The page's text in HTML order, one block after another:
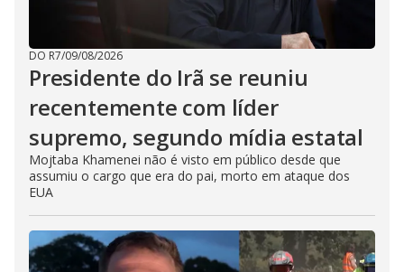
DO R7/09/08/2026
Presidente do Irã se reuniu
recentemente com líder
supremo, segundo mídia estatal
Mojtaba Khamenei não é visto em público desde que
assumiu o cargo que era do pai, morto em ataque dos
EUA